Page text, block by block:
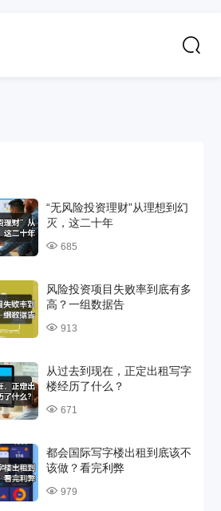
“无风险投资理财”从理想到幻
灭，这二十年
685
风险投资项目失败率到底有多
高？一组数据告
913
从过去到现在，正定出租写字
楼经历了什么？
671
都会国际写字楼出租到底该不
该做？看完利弊
979